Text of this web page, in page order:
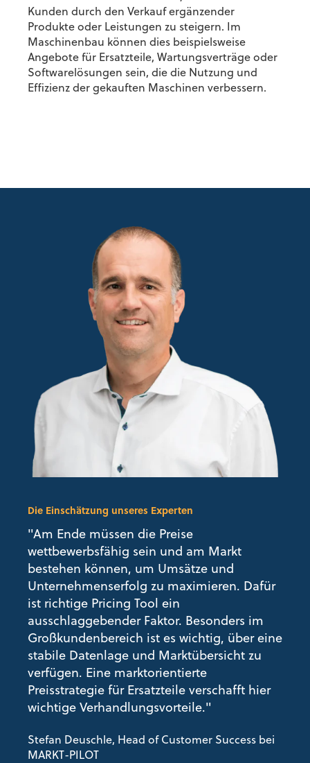
Kunden durch den Verkauf ergänzender
Produkte oder Leistungen zu steigern. Im
Maschinenbau können dies beispielsweise
Angebote für Ersatzteile, Wartungsverträge oder
Softwarelösungen sein, die die Nutzung und
Effizienz der gekauften Maschinen verbessern.
Die Einschätzung unseres Experten
"Am Ende müssen die Preise
wettbewerbsfähig sein und am Markt
bestehen können, um Umsätze und
Unternehmenserfolg zu maximieren. Dafür
ist richtige Pricing Tool ein
ausschlaggebender Faktor. Besonders im
Großkundenbereich ist es wichtig, über eine
stabile Datenlage und Marktübersicht zu
verfügen. Eine marktorientierte
Preisstrategie für Ersatzteile verschafft hier
wichtige Verhandlungsvorteile."
Stefan Deuschle, Head of Customer Success bei
MARKT-PILOT